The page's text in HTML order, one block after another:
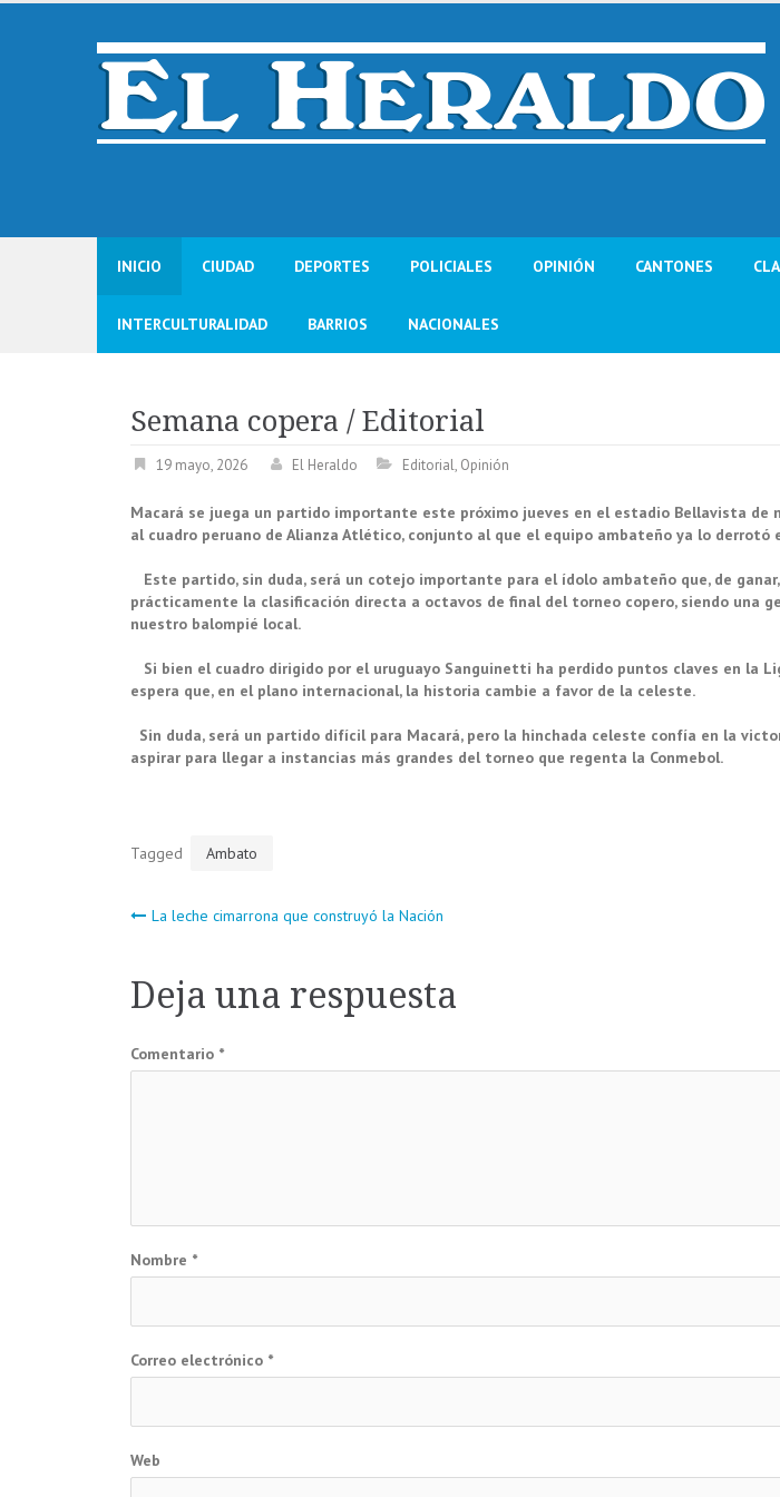
Skip
INICIO CIUDAD DEPORTES POLICIALES OPINIÓN CANTONES
INTERCULTURALIDAD BARRIOS NACIONALES
Semana copera / Editorial
19 mayo, 2026 El Heraldo Editorial, Opinión
Macará se juega un partido importante este próximo jueves en el estadio Bellavista de
al cuadro peruano de Alianza Atlético, conjunto al que el equipo ambateño ya lo derrotó
Este partido, sin duda, será un cotejo importante para el ídolo ambateño que, de
prácticamente la clasificación directa a octavos de final del torneo copero, siendo una
nuestro balompié local.
Si bien el cuadro dirigido por el uruguayo Sanguinetti ha perdido puntos claves en la
espera que, en el plano internacional, la historia cambie a favor de la celeste.
Sin duda, será un partido difícil para Macará, pero la hinchada celeste confía en la
aspirar para llegar a instancias más grandes del torneo que regenta la Conmebol.
Tagged Ambato
Navegación
de
entradas
La leche cimarrona que construyó la Nación
Deja una respuesta
Comentario *
Nombre *
Correo electrónico *
Web